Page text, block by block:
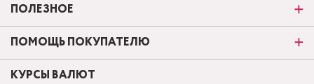
ПОЛЕЗНОЕ
ПОМОЩЬ ПОКУПАТЕЛЮ
КУРСЫ ВАЛЮТ